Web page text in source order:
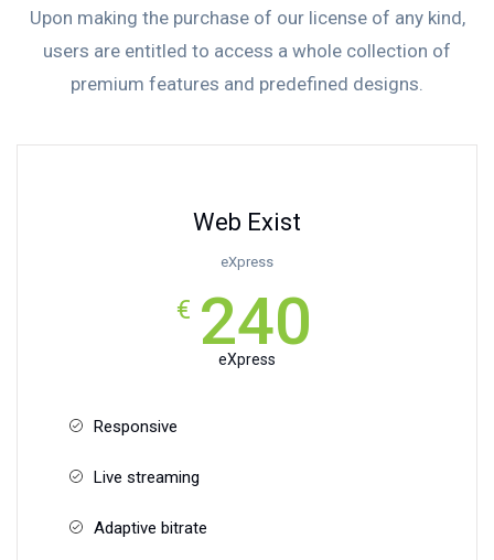
Upon making the purchase of our license of any kind,
users are entitled to access a whole collection of
premium features and predefined designs.
Web Exist
eXpress
€ 240
eXpress
Responsive
Live streaming
Adaptive bitrate